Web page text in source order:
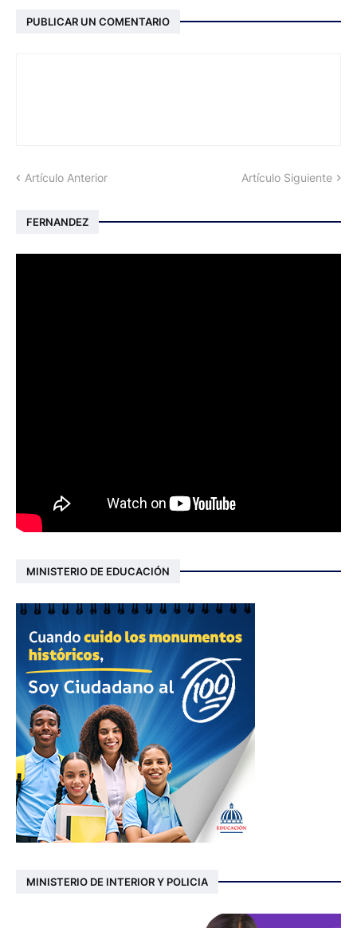
PUBLICAR UN COMENTARIO
Artículo Anterior Artículo Siguiente
FERNANDEZ
MINISTERIO DE EDUCACIÓN
MINISTERIO DE INTERIOR Y POLICIA